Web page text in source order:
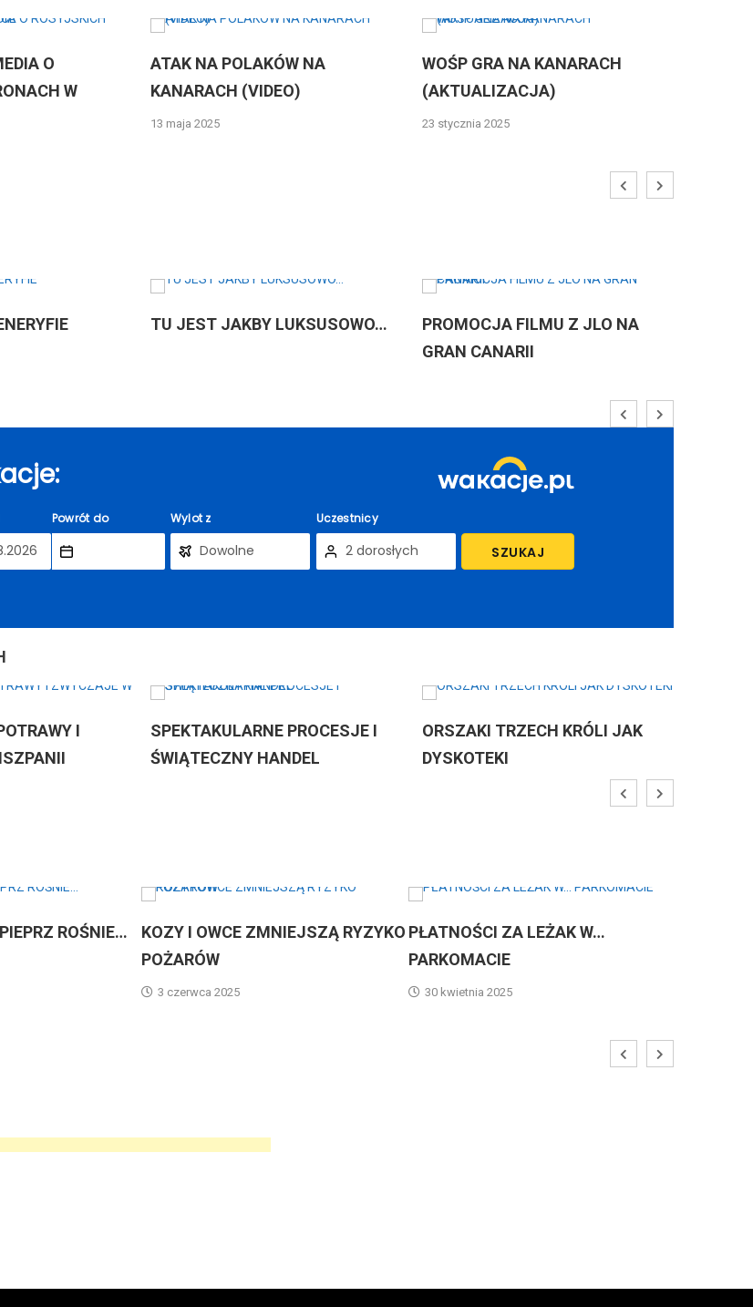
ATAK NA POLAKÓW NA
KANARACH (VIDEO)
WOŚP GRA NA KANARACH
(AKTUALIZACJA)
23 stycznia 2025
TU JEST JAKBY LUKSUSOWO…
PROMOCJA FILMU Z JLO NA
GRAN CANARII
LUIS FONSI NA
Powrót do Wylot z Uczestnicy
SZUKAJ
I
SPEKTAKULARNE PROCESJE I
ŚWIĄTECZNY HANDEL
ORSZAKI TRZECH KRÓLI JAK
DYSKOTEKI
ORSZAKI
ROŚNIE…
KOZY I OWCE ZMNIEJSZĄ RYZYKO
POŻARÓW
3 czerwca 2025
PŁATNOŚCI ZA LEŻAK W…
PARKOMACIE
30 kwietnia 2025